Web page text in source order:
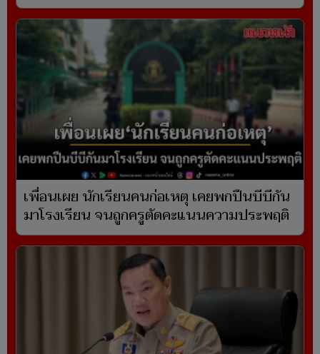
เพื่อนเผย นักเรียนคนก่อเหตุ เคยพกปืนบีบีกัน
มาโรงเรียน จนถูกครูตัดคะแนนความประพฤติ